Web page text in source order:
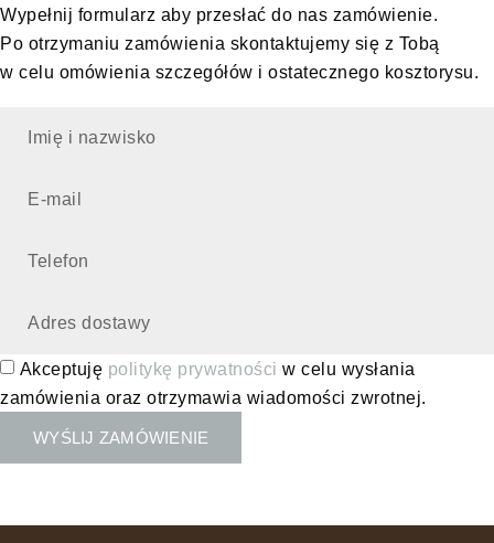
Wypełnij formularz aby przesłać do nas zamówienie.
Po otrzymaniu zamówienia skontaktujemy się z Tobą
w celu omówienia szczegółów i ostatecznego kosztorysu.
Akceptuję politykę prywatności w celu wysłania
zamówienia oraz otrzymawia wiadomości zwrotnej.
WYŚLIJ ZAMÓWIENIE